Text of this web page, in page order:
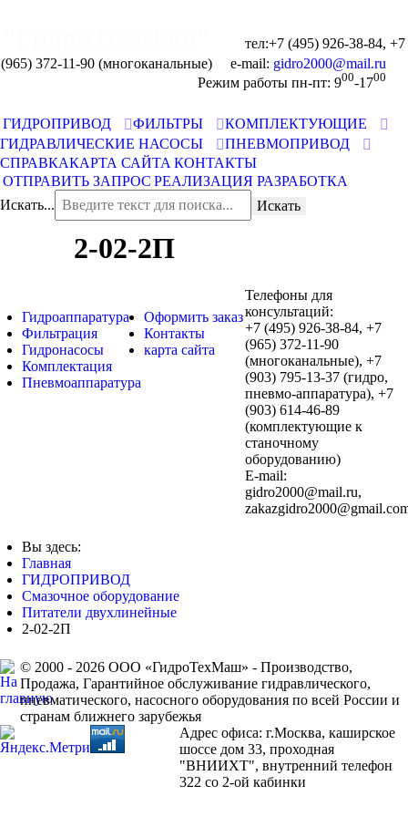
тел:+7 (495) 926-38-84, +7
(965) 372-11-90 (многоканальные) e-mail:
Режим работы пн-пт: 900-1700
ГИДРОПРИВОД ФИЛЬТРЫ
КОМПЛЕКТУЮЩИЕ
ГИДРАВЛИЧЕСКИЕ НАСОСЫ
ПНЕВМОПРИВОД
СПРАВКАКАРТА САЙТА КОНТАКТЫ
ОТПРАВИТЬ ЗАПРОС РЕАЛИЗАЦИЯ РАЗРАБОТКА
Искать...
Искать
2-02-2П
Гидроаппаратура
Фильтрация
Гидронасосы
Комплектация
Пневмоаппаратура
Оформить заказ
Контакты
карта сайта
Телефоны для
консультаций:
+7 (495) 926-38-84, +7
(965) 372-11-90
(многоканальные), +7
(903) 795-13-37 (гидро,
пневмо-аппаратура), +7
(903) 614-46-89
(комплектующие к
станочному
оборудованию)
E-mail:
,
Вы здесь:
Главная
ГИДРОПРИВОД
Смазочное оборудование
Питатели двухлинейные
2-02-2П
© 2000 - 2026 ООО «ГидроТехМаш» - Производство,
Продажа, Гарантийное обслуживание гидравлического,
пневматического, насосного оборудования по всей России и
странам ближнего зарубежья
Адрес офиса: г.Москва, каширское
шоссе дом 33, проходная
"ВНИИХТ", внутренний телефон
322 со 2-ой кабинки